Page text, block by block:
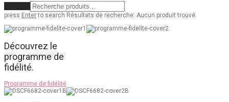
press Enterto search Résultats de recherche: Aucun produit trouvé.
Découvrez le
programme de
fidélité.
Programme de fidélité